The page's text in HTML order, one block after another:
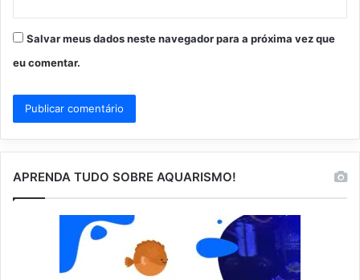
Salvar meus dados neste navegador para a próxima vez que
eu comentar.
APRENDA TUDO SOBRE AQUARISMO!